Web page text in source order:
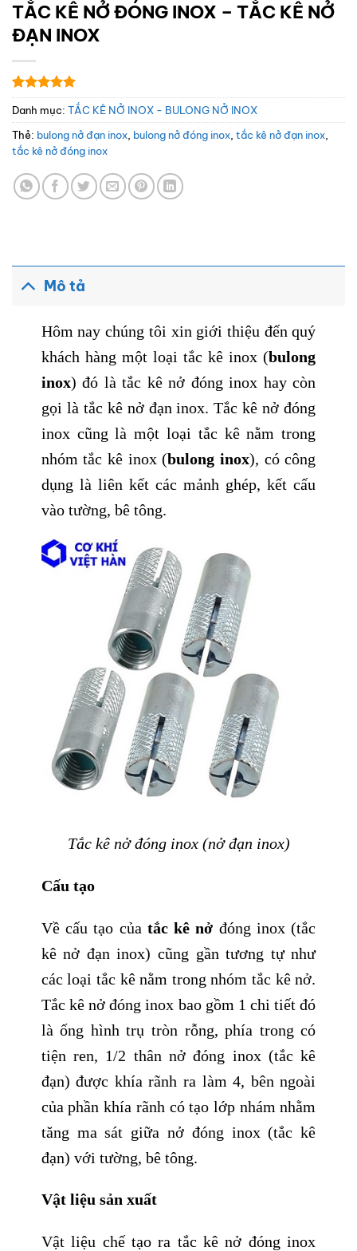
TẮC KÊ NỞ ĐÓNG INOX – TẮC KÊ NỞ
ĐẠN INOX
5trên 5
dựa trên
1
đánh giá
Danh mục: TẮC KÊ NỞ INOX - BULONG NỞ INOX
Thẻ: bulong nở đạn inox bulong nở đóng inox tắc kê nở đạn inox
tắc kê nở đóng inox
Mô tả
Hôm nay chúng tôi xin giới thiệu đến quý
khách hàng một loại tắc kê inox (bulong
inox) đó là tắc kê nở đóng inox hay còn
gọi là tắc kê nở đạn inox. Tắc kê nở đóng
inox cũng là một loại tắc kê nằm trong
nhóm tắc kê inox (bulong inox), có công
dụng là liên kết các mảnh ghép, kết cấu
vào tường, bê tông.
Tắc kê nở đóng inox (nở đạn inox)
Cấu tạo
Về cấu tạo của tắc kê nở đóng inox (tắc
kê nở đạn inox) cũng gần tương tự như
các loại tắc kê nằm trong nhóm tắc kê nở.
Tắc kê nở đóng inox bao gồm 1 chi tiết đó
là ống hình trụ tròn rỗng, phía trong có
tiện ren, 1/2 thân nở đóng inox (tắc kê
đạn) được khía rãnh ra làm 4, bên ngoài
của phần khía rãnh có tạo lớp nhám nhằm
tăng ma sát giữa nở đóng inox (tắc kê
đạn) với tường, bê tông.
Vật liệu sản xuất
Vật liệu chế tạo ra tắc kê nở đóng inox